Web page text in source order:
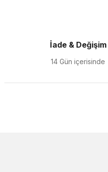
İade & Değişim
14 Gün içerisinde